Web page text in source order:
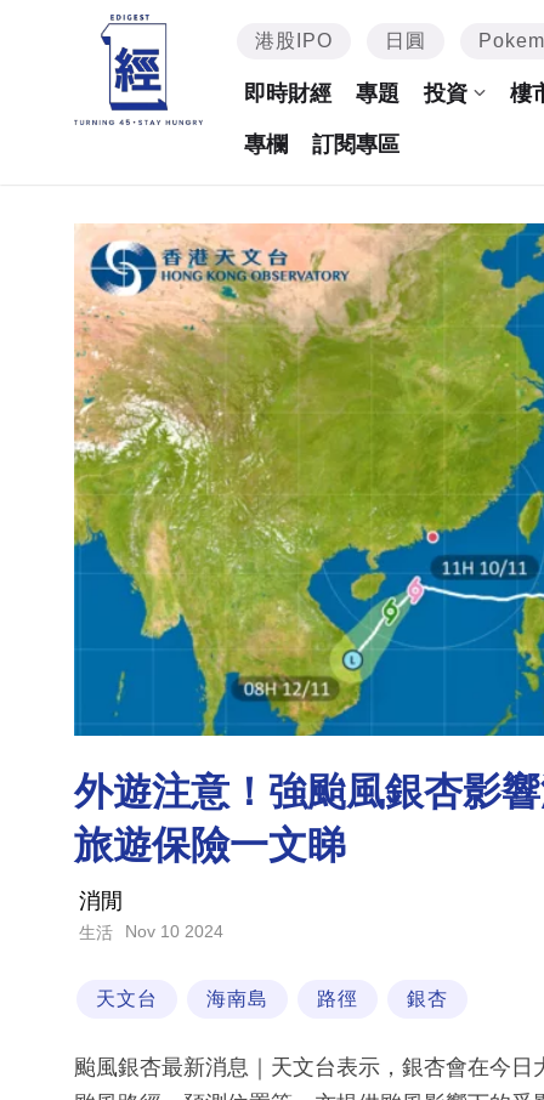
港股IPO 日圓
即時財經 專題 投資 樓
專欄 訂閱專區
外遊注意！強颱風銀杏影
旅遊保險一文睇
消閒
生活 Nov 10 2024
天文台 海南島 路徑 銀杏
颱風銀杏最新消息｜天文台表示，銀杏會在今